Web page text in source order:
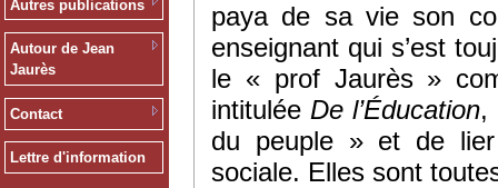
Autres publications
Autour de Jean
Jaurès
Contact
Lettre d'information
paya de sa vie son
enseignant qui s’est
le « prof Jaurès »
intitulée De l’Éducation,
du peuple » et de
sociale. Elles sont